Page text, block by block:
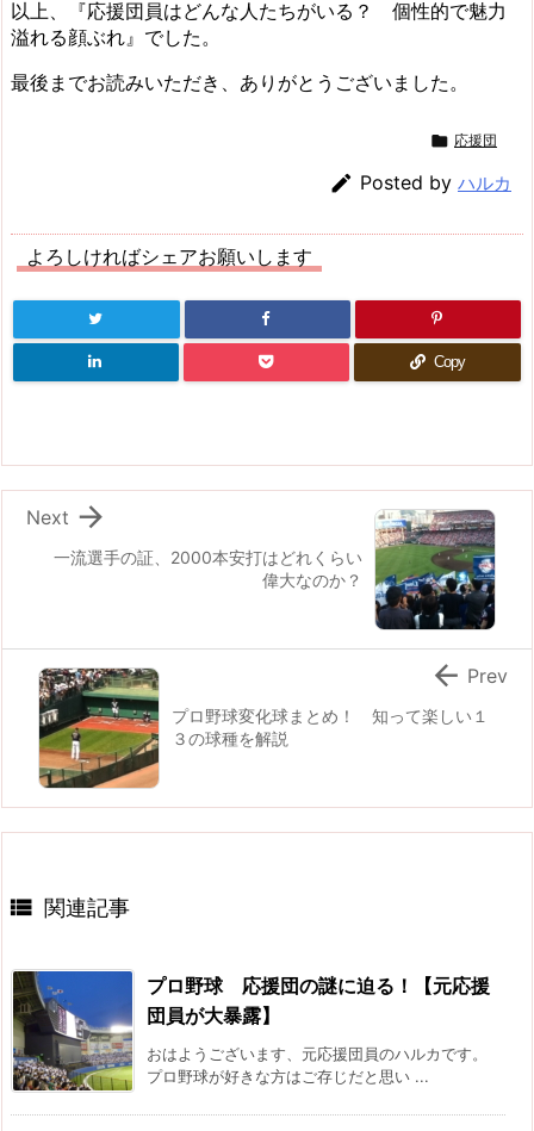
以上、『応援団員はどんな人たちがいる？ 個性的で魅力
溢れる顔ぶれ』でした。
最後までお読みいただき、ありがとうございました。
 応援団
 Posted by ハルカ
よろしければシェアお願いします
Copy
一流選手の証、2000本安打はどれくらい
偉大なのか？

Next
プロ野球変化球まとめ！ 知って楽しい１
３の球種を解説
 Prev
 関連記事
プロ野球 応援団の謎に迫る！【元応援
団員が大暴露】
おはようございます、元応援団員のハルカです。
プロ野球が好きな方はご存じだと思い ...